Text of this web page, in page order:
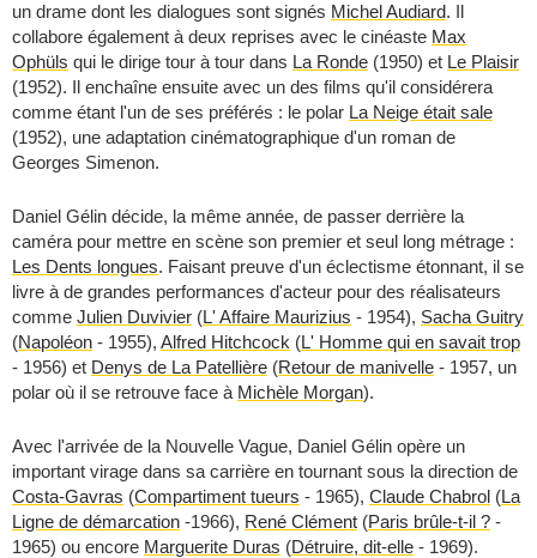
un drame dont les dialogues sont signés Michel Audiard. Il
collabore également à deux reprises avec le cinéaste Max
Ophüls qui le dirige tour à tour dans La Ronde (1950) et Le Plaisir
(1952). Il enchaîne ensuite avec un des films qu'il considérera
comme étant l'un de ses préférés : le polar La Neige était sale
(1952), une adaptation cinématographique d'un roman de
Georges Simenon.
Daniel Gélin décide, la même année, de passer derrière la
caméra pour mettre en scène son premier et seul long métrage :
Les Dents longues. Faisant preuve d'un éclectisme étonnant, il se
livre à de grandes performances d'acteur pour des réalisateurs
comme Julien Duvivier (L' Affaire Maurizius - 1954), Sacha Guitry
(Napoléon - 1955), Alfred Hitchcock (L' Homme qui en savait trop
- 1956) et Denys de La Patellière (Retour de manivelle - 1957, un
polar où il se retrouve face à Michèle Morgan).
Avec l'arrivée de la Nouvelle Vague, Daniel Gélin opère un
important virage dans sa carrière en tournant sous la direction de
Costa-Gavras (Compartiment tueurs - 1965), Claude Chabrol (La
Ligne de démarcation -1966), René Clément (Paris brûle-t-il ? -
1965) ou encore Marguerite Duras (Détruire, dit-elle - 1969).